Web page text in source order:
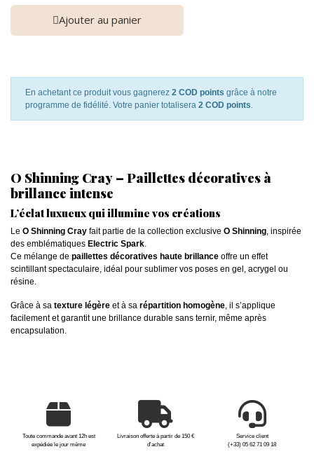
Ajouter au panier
En achetant ce produit vous gagnerez 2 COD points grâce à notre
programme de fidélité. Votre panier totalisera 2 COD points.
O Shinning Cray – Paillettes décoratives à
brillance intense
L’éclat luxueux qui illumine vos créations
Le O Shinning Cray fait partie de la collection exclusive O Shinning, inspirée
des emblématiques Electric Spark.
Ce mélange de paillettes décoratives haute brillance offre un effet
scintillant spectaculaire, idéal pour sublimer vos poses en gel, acrygel ou
résine.
Grâce à sa texture légère et à sa répartition homogène, il s’applique
facilement et garantit une brillance durable sans ternir, même après
encapsulation.
Toute commande avant 12h est
expédiée le jour même
Livraison offerte à partir de 150 €
d'achat
Service client
(+33) 05 62 71 09 18